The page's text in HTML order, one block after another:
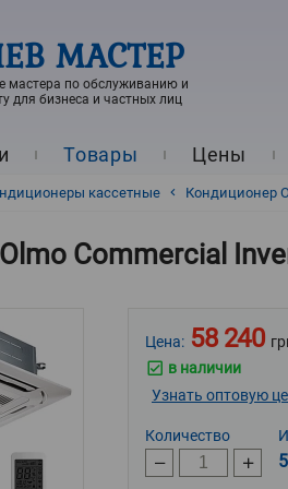
МАСТЕР
мастера по обслуживанию и
для бизнеса и частных лиц
Товары Цены
кассетные Кондиционер
Commercial
Цена: 58 240
в наличии
Узнать оптовую
Количество